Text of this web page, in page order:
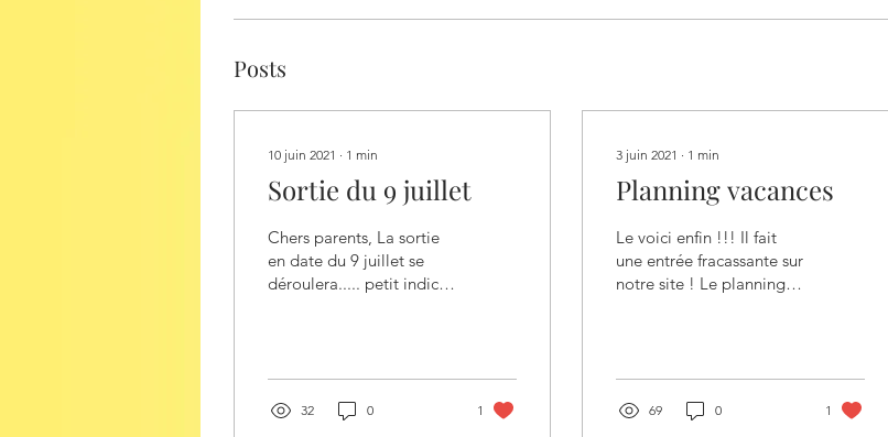
Posts
10 juin 2021 ∙ 1 min
Sortie du 9 juillet
Chers parents, La sortie
en date du 9 juillet se
déroulera..... petit indice
32 0 1
3 juin 2021 ∙ 1 min
Planning vacances
Le voici enfin !!! Il fait
une entrée fracassante sur
notre site ! Le planning
69 0 1